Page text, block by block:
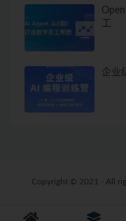
企业
Copyright © 2021 - All